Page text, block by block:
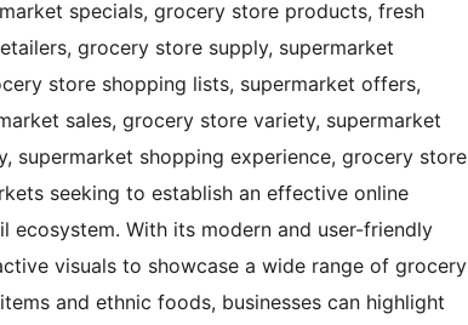
specials, grocery store products, fresh
grocery store supply, supermarket
store shopping lists, supermarket offers,
sales, grocery store variety, supermarket
supermarket shopping experience, grocery store
seeking to establish an effective online
ecosystem. With its modern and user-friendly
visuals to showcase a wide range of grocery
and ethnic foods, businesses can highlight